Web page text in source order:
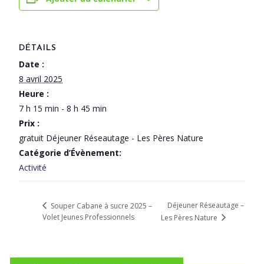
DÉTAILS
Date :
8 avril 2025
Heure :
7 h 15 min - 8 h 45 min
Prix :
gratuit Déjeuner Réseautage - Les Pères Nature
Catégorie d’Évènement:
Activité
Souper Cabane à sucre 2025 –
Volet Jeunes Professionnels
Déjeuner Réseautage –
Les Pères Nature